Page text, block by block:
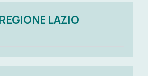
REGIONE LAZIO